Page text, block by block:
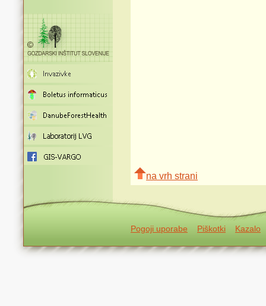
na vrh strani
Pogoji uporabe Piškotki Kazalo